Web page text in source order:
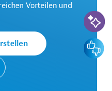
IDB ist die wichtigste
Vorteilen und
KI-